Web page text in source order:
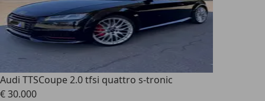
Audi TTSCoupe 2.0 tfsi quattro s-tronic
€ 30.000